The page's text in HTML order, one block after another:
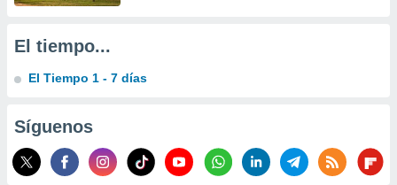
del
de
de
de
con el
El tiempo...
El Tiempo 1 - 7 días
Síguenos